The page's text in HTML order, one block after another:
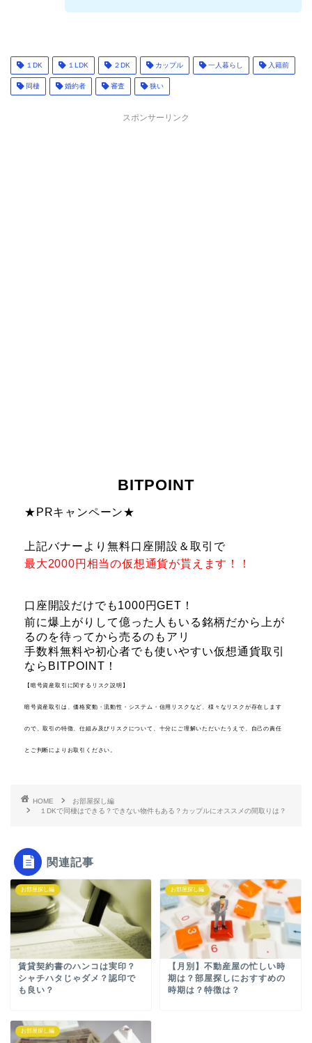
１DK １LDK ２DK カップル 一人暮らし 入籍前
同棲 婚約者 審査 狭い
スポンサーリンク
BITPOINT
★PRキャンペーン★
上記バナーより無料口座開設＆取引で
最大2000円相当の仮想通貨が貰えます！！
口座開設だけでも1000円GET！
前に爆上がりして億った人もいる銘柄だから上が
るのを待ってから売るのもアリ
手数料無料や初心者でも使いやすい仮想通貨取引
ならBITPOINT！
【暗号資産取引に関するリスク説明】
暗号資産取引は、価格変動・流動性・システム・信用リスクなど、様々なリスクが存在します
ので、取引の特徴、仕組み及びリスクについて、十分にご理解いただいたうえで、自己の責任
とご判断によりお取引ください。
HOME
お部屋探し編
１DKで同棲はできる？できない物件もある？カップルにオススメの間取りは？
関連記事
お部屋探し編
賃貸契約書のハンコは実印？
シャチハタじゃダメ？認印で
も良い？
お部屋探し編
【月別】不動産屋の忙しい時
期は？部屋探しにおすすめの
時期は？特徴は？
お部屋探し編